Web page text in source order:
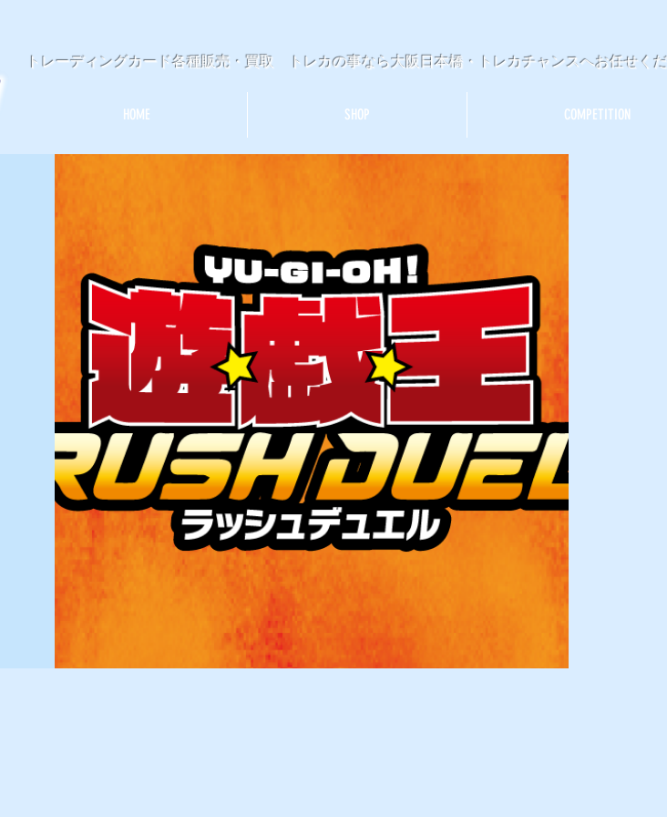
トレーディングカード各種販売・買取 トレカの事なら大阪日本橋・トレカチャンスへお任せく
HOME SHOP COMPETITION